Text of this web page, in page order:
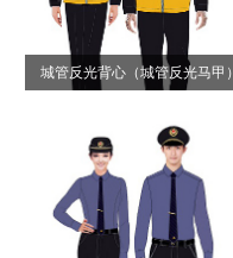
城管反光背心（城管反光马甲）